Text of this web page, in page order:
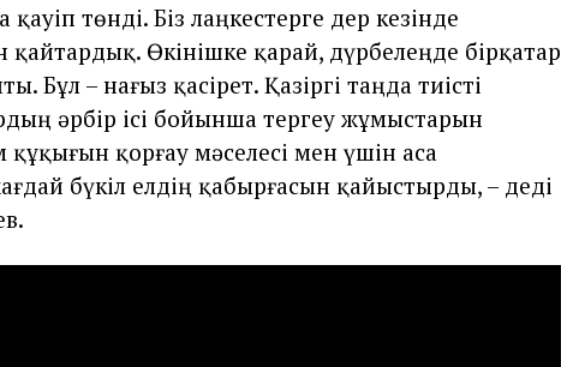
қауіп төнді. Біз лаңкестерге дер кезінде
қайтардық. Өкінішке қарай, дүрбелеңде бірқатар
Бұл – нағыз қасірет. Қазіргі таңда тиісті
әрбір ісі бойынша тергеу жұмыстарын
қорғау мәселесі мен үшін аса
бүкіл елдің қабырғасын қайыстырды, – деді